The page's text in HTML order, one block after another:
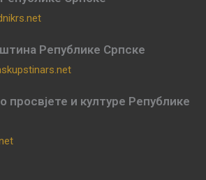
Републике Српске
просвјете и културе Републике